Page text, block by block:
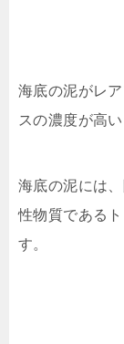
海底の泥がレ
スの濃度が高
海底の泥には
性物質である
す。